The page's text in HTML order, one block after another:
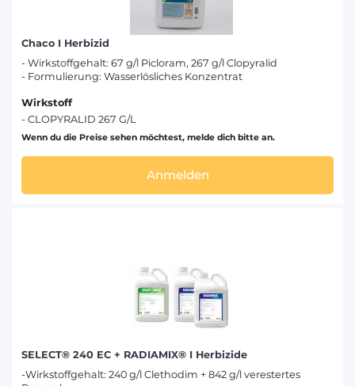
Chaco I Herbizid
- Wirkstoffgehalt: 67 g/l Picloram, 267 g/l Clopyralid
- Formulierung: Wasserlösliches Konzentrat
Wirkstoff
- CLOPYRALID 267 G/L
Wenn du die Preise sehen möchtest, melde dich bitte an.
Anmelden
SELECT® 240 EC + RADIAMIX® I Herbizide
-Wirkstoffgehalt: 240 g/l Clethodim + 842 g/l verestertes